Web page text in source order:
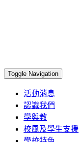
Toggle Navigation
活動消息
認識我們
學與教
校風及學生支援